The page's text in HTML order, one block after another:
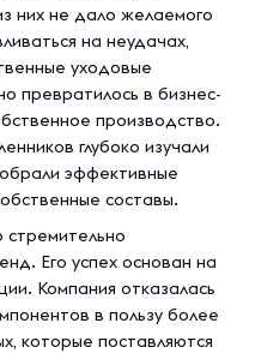
них не дало желаемого
на неудачах,
уходовые
превратилось в бизнес-
производство.
глубоко изучали
эффективные
составы.
Его успех основан на
Компания отказалась
в пользу более
которые поставляются